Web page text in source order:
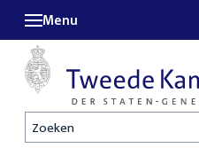
Zoeken
Menu